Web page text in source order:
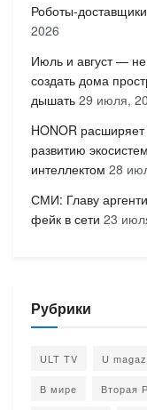
Роботы-
2026
Июль и август —
создать дома
дышать 29 июля,
HONOR
развитию
интеллектом 28
СМИ: Главу
фейк в сети 23
Рубрики
ULT TV U
В мире Вторая